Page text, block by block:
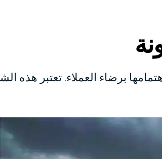
برضاء العملاء. تعتبر هذه